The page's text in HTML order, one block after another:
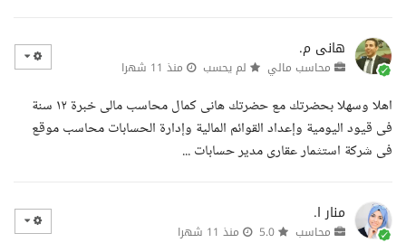
هانى م.
محاسب مالي لم يحسب منذ 11 شهرا
اهلا وسهلا بحضرتك مع حضرتك هانى كمال محاسب مالى خبرة ١٢ سنة
فى قيود اليومية وإعداد القوائم المالية وإدارة الحسابات محاسب موقع
فى شركة استثمار عقارى مدير حسابات ...
منار ا.
محاسب منذ 11 شهرا